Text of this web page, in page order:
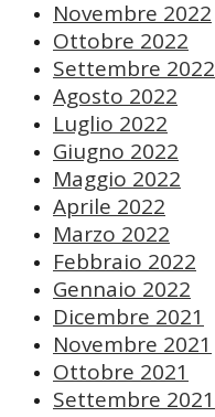
Novembre 2022
Ottobre 2022
Settembre 2022
Agosto 2022
Luglio 2022
Giugno 2022
Maggio 2022
Aprile 2022
Marzo 2022
Febbraio 2022
Gennaio 2022
Dicembre 2021
Novembre 2021
Ottobre 2021
Settembre 2021